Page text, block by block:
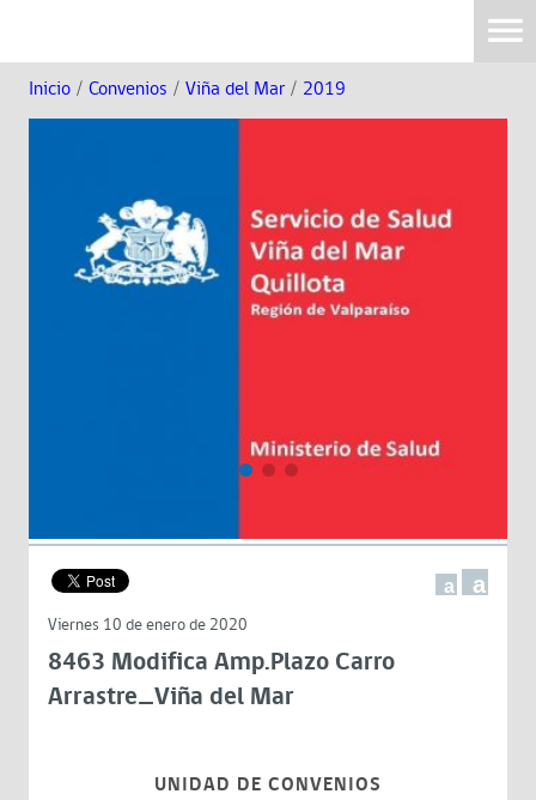
Inicio / Convenios / Viña del Mar / 2019
a a
Viernes 10 de enero de 2020
8463 Modifica Amp.Plazo Carro
Arrastre_Viña del Mar
UNIDAD DE CONVENIOS